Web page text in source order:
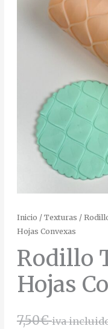
Inicio / Texturas /
Hojas Convexas
Rodillo
Hojas
7,50€ iva
Convexas
cantidad